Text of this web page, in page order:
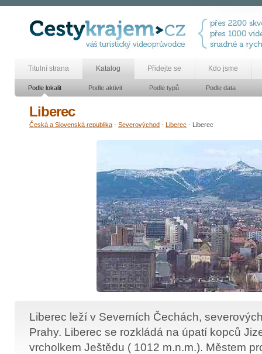
Titulní strana Katalog Přidejte se Kdo jsme
Podle lokalit Podle aktivit Podle typů Podle data
Liberec
Česká a Slovenská republika - Severovýchod - Liberec - Liberec
Liberec leží v Severních Čechách,
Prahy. Liberec se rozkládá na úpatí kopců
vrcholkem Ještědu ( 1012 m.n.m.). Městem